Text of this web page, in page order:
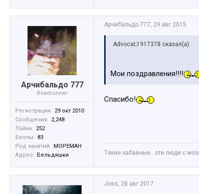
Арчибальдо 777
Roadrunner
Регистрация: 29 окт 2010
Сообщения: 2,248
Лайки: 252
Баллы: 83
Род занятий:
МОРЕМАН
Адрес:
Бельдяшки
Арчибальдо 777, 29 авг 2015
Advocat;1917378 сказал(а):
Мои поздравления!!!!
Спасибо!
Tакие забавные...эти люди с
Joss, 28 авг 2017